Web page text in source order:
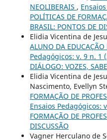
NEOLIBERAIS ,
POLÍTICAS DE
BRASIL: PONTOS DE
Elidia Vicentina de
ALUNO DA EDUCAÇÃO
Pedagógicos: v. 9 n. 1
DIÁLOGO: VOZES,
Elidia Vicentina de
Nascimento, Evellyn
FORMAÇÃO DE
Ensaios Pedagógicos:
FORMAÇÃO DE
DISCUSSÃO
Vagner Herculano de